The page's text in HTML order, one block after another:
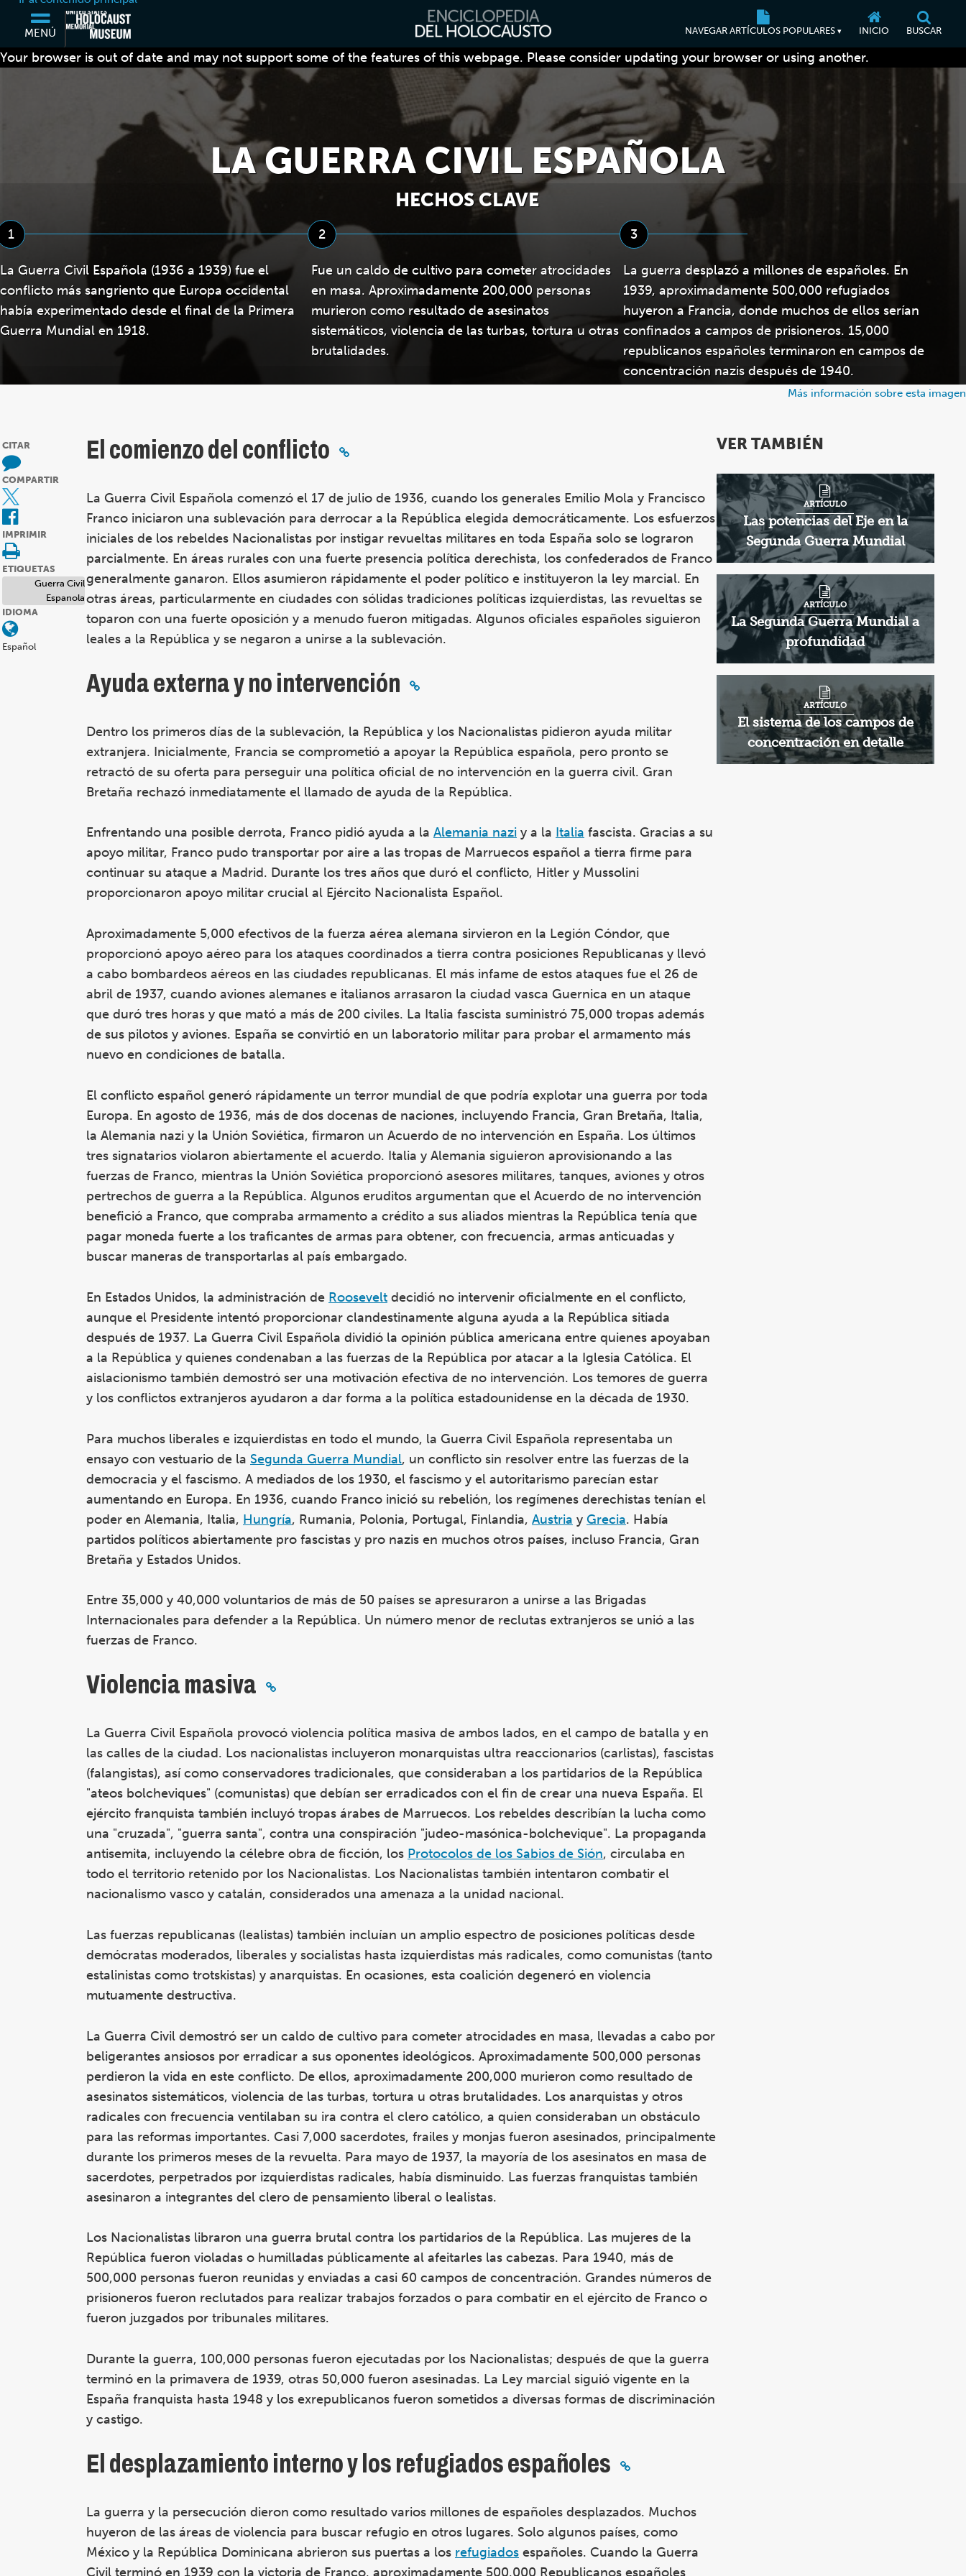
MENÚ NAVEGAR ARTÍCULOS POPULARES ▾ INICIO BUSCAR
Your browser is out of date and may not support some of the features of this webpage. Please consider updating your browser or using another.
Más información sobre esta imagen
LA GUERRA CIVIL ESPAÑOLA
HECHOS CLAVE
1
La Guerra Civil Española (1936 a 1939) fue el
conflicto más sangriento que Europa occidental
había experimentado desde el final de la Primera
Guerra Mundial en 1918.
2
Fue un caldo de cultivo para cometer atrocidades
en masa. Aproximadamente 200,000 personas
murieron como resultado de asesinatos
sistemáticos, violencia de las turbas, tortura u otras
brutalidades.
3
La guerra desplazó a millones de españoles. En
1939, aproximadamente 500,000 refugiados
huyeron a Francia, donde muchos de ellos serían
confinados a campos de prisioneros. 15,000
republicanos españoles terminaron en campos de
concentración nazis después de 1940.
CITAR
COMPARTIR
IMPRIMIR
ETIQUETAS
Guerra Civil
Espanola
IDIOMA
Español
El comienzo del conflicto
La Guerra Civil Española comenzó el 17 de julio de 1936, cuando los generales Emilio Mola y Francisco
Franco iniciaron una sublevación para derrocar a la República elegida democráticamente. Los esfuerzos
iniciales de los rebeldes Nacionalistas por instigar revueltas militares en toda España solo se lograron
parcialmente. En áreas rurales con una fuerte presencia política derechista, los confederados de Franco
generalmente ganaron. Ellos asumieron rápidamente el poder político e instituyeron la ley marcial. En
otras áreas, particularmente en ciudades con sólidas tradiciones políticas izquierdistas, las revueltas se
toparon con una fuerte oposición y a menudo fueron mitigadas. Algunos oficiales españoles siguieron
leales a la República y se negaron a unirse a la sublevación.
Ayuda externa y no intervención
Dentro los primeros días de la sublevación, la República y los Nacionalistas pidieron ayuda militar
extranjera. Inicialmente, Francia se comprometió a apoyar la República española, pero pronto se
retractó de su oferta para perseguir una política oficial de no intervención en la guerra civil. Gran
Bretaña rechazó inmediatamente el llamado de ayuda de la República.
Enfrentando una posible derrota, Franco pidió ayuda a la Alemania nazi y a la Italia fascista. Gracias a su
apoyo militar, Franco pudo transportar por aire a las tropas de Marruecos español a tierra firme para
continuar su ataque a Madrid. Durante los tres años que duró el conflicto, Hitler y Mussolini
proporcionaron apoyo militar crucial al Ejército Nacionalista Español.
Aproximadamente 5,000 efectivos de la fuerza aérea alemana sirvieron en la Legión Cóndor, que
proporcionó apoyo aéreo para los ataques coordinados a tierra contra posiciones Republicanas y llevó
a cabo bombardeos aéreos en las ciudades republicanas. El más infame de estos ataques fue el 26 de
abril de 1937, cuando aviones alemanes e italianos arrasaron la ciudad vasca Guernica en un ataque
que duró tres horas y que mató a más de 200 civiles. La Italia fascista suministró 75,000 tropas además
de sus pilotos y aviones. España se convirtió en un laboratorio militar para probar el armamento más
nuevo en condiciones de batalla.
El conflicto español generó rápidamente un terror mundial de que podría explotar una guerra por toda
Europa. En agosto de 1936, más de dos docenas de naciones, incluyendo Francia, Gran Bretaña, Italia,
la Alemania nazi y la Unión Soviética, firmaron un Acuerdo de no intervención en España. Los últimos
tres signatarios violaron abiertamente el acuerdo. Italia y Alemania siguieron aprovisionando a las
fuerzas de Franco, mientras la Unión Soviética proporcionó asesores militares, tanques, aviones y otros
pertrechos de guerra a la República. Algunos eruditos argumentan que el Acuerdo de no intervención
benefició a Franco, que compraba armamento a crédito a sus aliados mientras la República tenía que
pagar moneda fuerte a los traficantes de armas para obtener, con frecuencia, armas anticuadas y
buscar maneras de transportarlas al país embargado.
En Estados Unidos, la administración de Roosevelt decidió no intervenir oficialmente en el conflicto,
aunque el Presidente intentó proporcionar clandestinamente alguna ayuda a la República sitiada
después de 1937. La Guerra Civil Española dividió la opinión pública americana entre quienes apoyaban
a la República y quienes condenaban a las fuerzas de la República por atacar a la Iglesia Católica. El
aislacionismo también demostró ser una motivación efectiva de no intervención. Los temores de guerra
y los conflictos extranjeros ayudaron a dar forma a la política estadounidense en la década de 1930.
Para muchos liberales e izquierdistas en todo el mundo, la Guerra Civil Española representaba un
ensayo con vestuario de la Segunda Guerra Mundial, un conflicto sin resolver entre las fuerzas de la
democracia y el fascismo. A mediados de los 1930, el fascismo y el autoritarismo parecían estar
aumentando en Europa. En 1936, cuando Franco inició su rebelión, los regímenes derechistas tenían el
poder en Alemania, Italia, Hungría, Rumania, Polonia, Portugal, Finlandia, Austria y Grecia. Había
partidos políticos abiertamente pro fascistas y pro nazis en muchos otros países, incluso Francia, Gran
Bretaña y Estados Unidos.
Entre 35,000 y 40,000 voluntarios de más de 50 países se apresuraron a unirse a las Brigadas
Internacionales para defender a la República. Un número menor de reclutas extranjeros se unió a las
fuerzas de Franco.
Violencia masiva
La Guerra Civil Española provocó violencia política masiva de ambos lados, en el campo de batalla y en
las calles de la ciudad. Los nacionalistas incluyeron monarquistas ultra reaccionarios (carlistas), fascistas
(falangistas), así como conservadores tradicionales, que consideraban a los partidarios de la República
"ateos bolcheviques" (comunistas) que debían ser erradicados con el fin de crear una nueva España. El
ejército franquista también incluyó tropas árabes de Marruecos. Los rebeldes describían la lucha como
una "cruzada", "guerra santa", contra una conspiración "judeo-masónica-bolchevique". La propaganda
antisemita, incluyendo la célebre obra de ficción, los Protocolos de los Sabios de Sión, circulaba en
todo el territorio retenido por los Nacionalistas. Los Nacionalistas también intentaron combatir el
nacionalismo vasco y catalán, considerados una amenaza a la unidad nacional.
Las fuerzas republicanas (lealistas) también incluían un amplio espectro de posiciones políticas desde
demócratas moderados, liberales y socialistas hasta izquierdistas más radicales, como comunistas (tanto
estalinistas como trotskistas) y anarquistas. En ocasiones, esta coalición degeneró en violencia
mutuamente destructiva.
La Guerra Civil demostró ser un caldo de cultivo para cometer atrocidades en masa, llevadas a cabo por
beligerantes ansiosos por erradicar a sus oponentes ideológicos. Aproximadamente 500,000 personas
perdieron la vida en este conflicto. De ellos, aproximadamente 200,000 murieron como resultado de
asesinatos sistemáticos, violencia de las turbas, tortura u otras brutalidades. Los anarquistas y otros
radicales con frecuencia ventilaban su ira contra el clero católico, a quien consideraban un obstáculo
para las reformas importantes. Casi 7,000 sacerdotes, frailes y monjas fueron asesinados, principalmente
durante los primeros meses de la revuelta. Para mayo de 1937, la mayoría de los asesinatos en masa de
sacerdotes, perpetrados por izquierdistas radicales, había disminuido. Las fuerzas franquistas también
asesinaron a integrantes del clero de pensamiento liberal o lealistas.
Los Nacionalistas libraron una guerra brutal contra los partidarios de la República. Las mujeres de la
República fueron violadas o humilladas públicamente al afeitarles las cabezas. Para 1940, más de
500,000 personas fueron reunidas y enviadas a casi 60 campos de concentración. Grandes números de
prisioneros fueron reclutados para realizar trabajos forzados o para combatir en el ejército de Franco o
fueron juzgados por tribunales militares.
Durante la guerra, 100,000 personas fueron ejecutadas por los Nacionalistas; después de que la guerra
terminó en la primavera de 1939, otras 50,000 fueron asesinadas. La Ley marcial siguió vigente en la
España franquista hasta 1948 y los exrepublicanos fueron sometidos a diversas formas de discriminación
y castigo.
El desplazamiento interno y los refugiados españoles
La guerra y la persecución dieron como resultado varios millones de españoles desplazados. Muchos
huyeron de las áreas de violencia para buscar refugio en otros lugares. Solo algunos países, como
México y la República Dominicana abrieron sus puertas a los refugiados españoles. Cuando la Guerra
Civil terminó en 1939 con la victoria de Franco, aproximadamente 500,000 Republicanos españoles
VER TAMBIÉN
Las potencias del Eje en la
Segunda Guerra Mundial
ARTÍCULO
La Segunda Guerra Mundial a
profundidad
ARTÍCULO
El sistema de los campos de
concentración en detalle
ARTÍCULO